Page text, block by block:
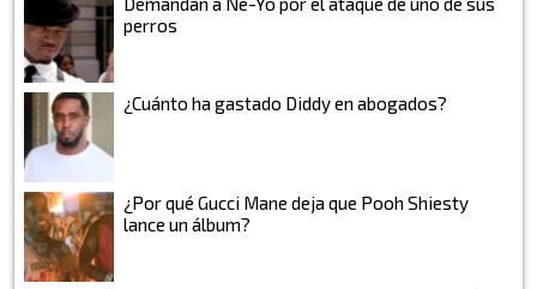
perros
¿Cuánto ha gastado Diddy en abogados?
¿Por qué Gucci Mane deja que Pooh Shiesty
lance un álbum?